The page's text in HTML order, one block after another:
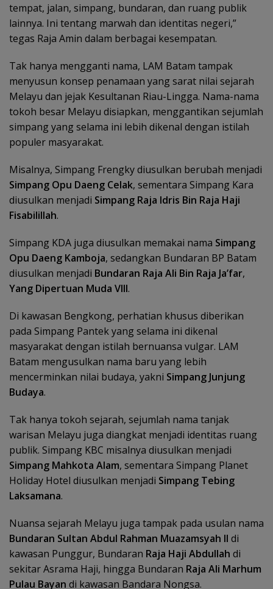
tempat, jalan, simpang, bundaran, dan ruang publik
lainnya. Ini tentang marwah dan identitas negeri,”
tegas Raja Amin dalam berbagai kesempatan.
Tak hanya mengganti nama, LAM Batam tampak
menyusun konsep penamaan yang sarat nilai sejarah
Melayu dan jejak Kesultanan Riau-Lingga. Nama-nama
tokoh besar Melayu disiapkan, menggantikan sejumlah
simpang yang selama ini lebih dikenal dengan istilah
populer masyarakat.
Misalnya, Simpang Frengky diusulkan berubah menjadi
Simpang Opu Daeng Celak, sementara Simpang Kara
diusulkan menjadi Simpang Raja Idris Bin Raja Haji
Fisabilillah.
Simpang KDA juga diusulkan memakai nama Simpang
Opu Daeng Kamboja, sedangkan Bundaran BP Batam
diusulkan menjadi Bundaran Raja Ali Bin Raja Ja’far,
Yang Dipertuan Muda VIII.
Di kawasan Bengkong, perhatian khusus diberikan
pada Simpang Pantek yang selama ini dikenal
masyarakat dengan istilah bernuansa vulgar. LAM
Batam mengusulkan nama baru yang lebih
mencerminkan nilai budaya, yakni Simpang Junjung
Budaya.
Tak hanya tokoh sejarah, sejumlah nama tanjak
warisan Melayu juga diangkat menjadi identitas ruang
publik. Simpang KBC misalnya diusulkan menjadi
Simpang Mahkota Alam, sementara Simpang Planet
Holiday Hotel diusulkan menjadi Simpang Tebing
Laksamana.
Nuansa sejarah Melayu juga tampak pada usulan nama
Bundaran Sultan Abdul Rahman Muazamsyah II di
kawasan Punggur, Bundaran Raja Haji Abdullah di
sekitar Asrama Haji, hingga Bundaran Raja Ali Marhum
Pulau Bayan di kawasan Bandara Nongsa.